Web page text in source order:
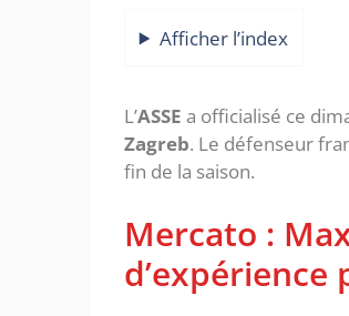
Afficher l’index
L’ASSE a officialisé ce
Zagreb. Le défenseur
fin de la saison.
Mercato :
d’expérience